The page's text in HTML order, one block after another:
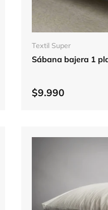
Textil Super
Sábana bajera 1
$9.990